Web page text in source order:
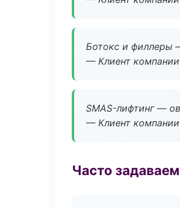
Ботокс и филлеры
— Клиент компании
SMAS-лифтинг —
— Клиент компании
Часто